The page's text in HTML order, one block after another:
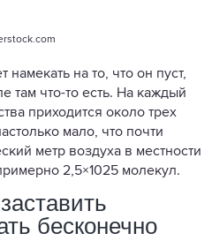
намекать на то, что он пуст,
там что-то есть. На каждый
приходится около трех
мало, что почти
метр воздуха в местности
2,5×1025 молекул.
бесконечно